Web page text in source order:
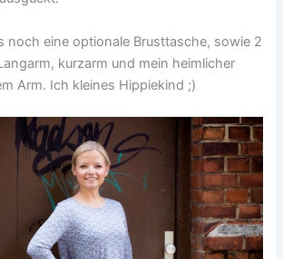
noch eine optionale Brusttasche, sowie 2
kurzarm und mein heimlicher
Arm. Ich kleines Hippiekind ;)